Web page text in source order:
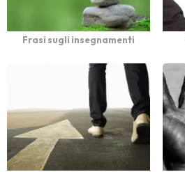
Frasi sugli insegnamenti